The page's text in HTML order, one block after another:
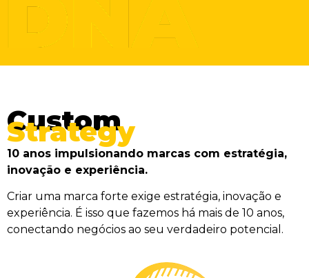
Custom
Strategy
10 anos impulsionando marcas com estratégia,
inovação e experiência.
Criar uma marca forte exige estratégia, inovação e
experiência. É isso que fazemos há mais de 10 anos,
conectando negócios ao seu verdadeiro potencial.